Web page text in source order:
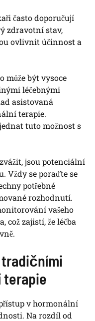
často doporučují
zdravotní stav,
ovlivnit účinnost a
může být vysoce
léčebnými
asistovaná
terapie.
tuto možnost s
jsou potenciální
Vždy se poraďte se
potřebné
rozhodnutí.
vašeho
což zajistí, že léčba
tradičními
terapie
v hormonální
Na rozdíl od